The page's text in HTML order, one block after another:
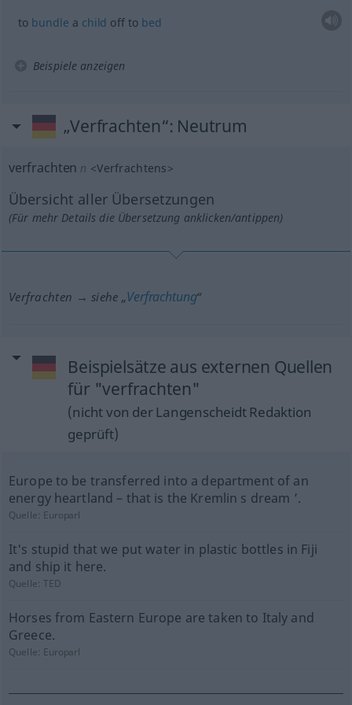
to bundle a child off to bed
Beispiele anzeigen
„Verfrachten“: Neutrum
verfrachten n <Verfrachtens>
Übersicht aller Übersetzungen
(Für mehr Details die Übersetzung anklicken/antippen)
Verfrachten → siehe „Verfrachtung“
Beispielsätze aus externen Quellen
für "verfrachten"
(nicht von der Langenscheidt Redaktion
geprüft)
Europe to be transferred into a department of an
energy heartland – that is the Kremlin s dream ’.
Quelle: Europarl
It's stupid that we put water in plastic bottles in Fiji
and ship it here.
Quelle:TED
Horses from Eastern Europe are taken to Italy and
Greece.
Quelle: Europarl